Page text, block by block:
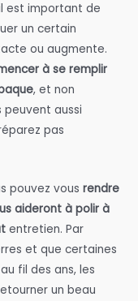
est important de
un certain
ou augmente.
à se remplir
, et non
peuvent aussi
pas
pouvez vous rendre
aideront à polir à
entretien. Par
et que certaines
fil des ans, les
un beau